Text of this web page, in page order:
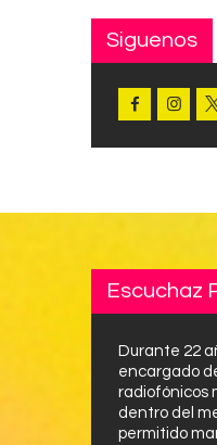
Siguenos
Escuchaz
Durante 22
encargado
radiofónicos
dentro del
permitido